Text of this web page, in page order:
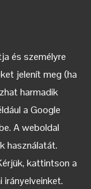
és személyre
jelenít meg (ha
harmadik
a Google
A weboldal
használatát.
kattintson a
irányelveinket.